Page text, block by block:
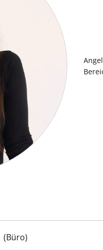
(Büro)